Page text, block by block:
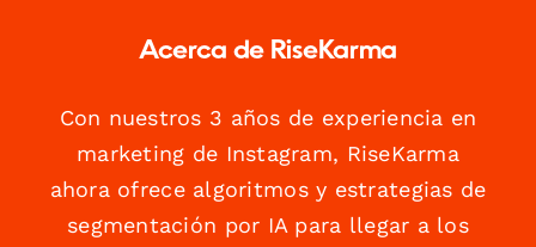
Acerca de RiseKarma
Con nuestros 3 años de experiencia en
marketing de Instagram, RiseKarma
ahora ofrece algoritmos y estrategias de
segmentación por IA para llegar a los